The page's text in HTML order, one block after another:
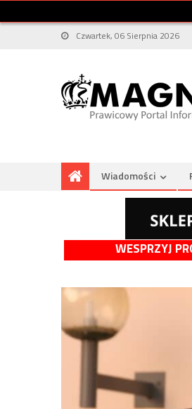
Czwartek, 06 Sierpnia 2026
Wiadomości
WESPRZYJ